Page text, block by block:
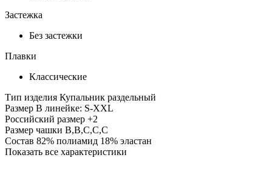
Застежка
Без застежки
Плавки
Классические
Тип изделия Купальник раздельный
Размер В линейке: S-XXL
Российский размер +2
Размер чашки B,B,C,C,C
Состав 82% полиамид 18% эластан
Показать все характеристики